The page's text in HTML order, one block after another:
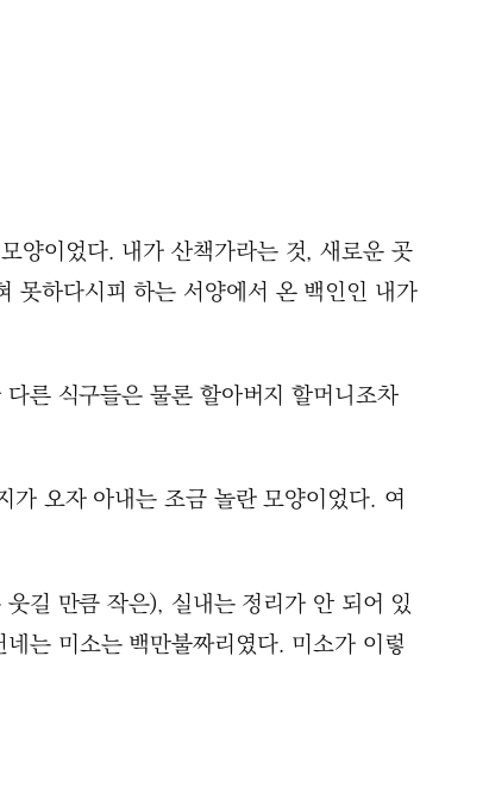
양이었다. 내가 산책가라는 것, 새로운 곳
못하다시피 하는 서양에서 온 백인인 내가
른 식구들은 물론 할아버지 할머니조차
오자 아내는 조금 놀란 모양이었다. 여
길 만큼 작은), 실내는 정리가 안 되어 있
는 미소는 백만불짜리였다. 미소가 이렇